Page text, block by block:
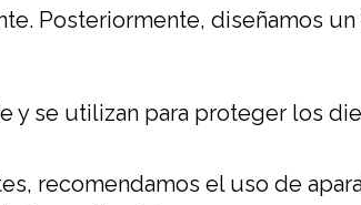
Posteriormente, diseñamos
y se utilizan para proteger los
recomendamos el uso de